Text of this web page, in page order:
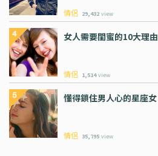
情侶 29,432 view
女人需要閨蜜的10大理由
情侶 1,514 view
懂得鎖住男人心的星座女
情侶 35,795 view